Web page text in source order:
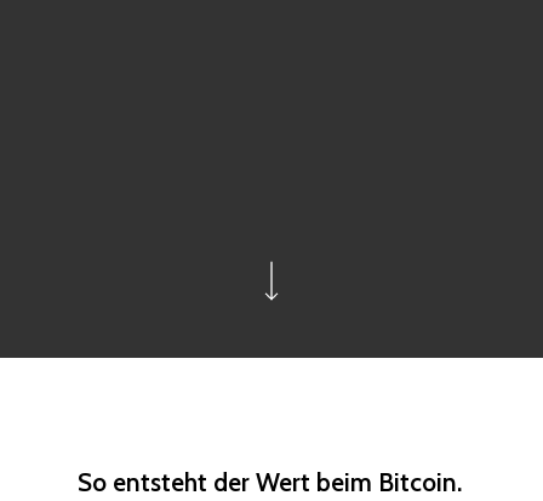
So entsteht der Wert beim Bitcoin.